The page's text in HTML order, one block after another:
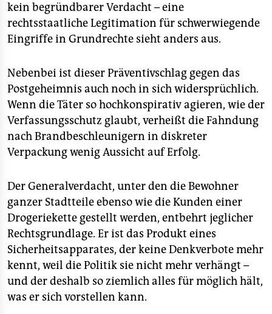
fragen & hilfe
unterstützen
genossenschaft
epaper login
kein begründbarer Verdacht – eine
rechtsstaatliche Legitimation für schwerwiegende
Eingriffe in Grundrechte sieht anders aus.
Nebenbei ist dieser Präventivschlag gegen das
Postgeheimnis auch noch in sich widersprüchlich.
Wenn die Täter so hochkonspirativ agieren, wie der
Verfassungsschutz glaubt, verheißt die Fahndung
nach Brandbeschleunigern in diskreter
Verpackung wenig Aussicht auf Erfolg.
Der Generalverdacht, unter den die Bewohner
ganzer Stadtteile ebenso wie die Kunden einer
Drogeriekette gestellt werden, entbehrt jeglicher
Rechtsgrundlage. Er ist das Produkt eines
Sicherheitsapparates, der keine Denkverbote mehr
kennt, weil die Politik sie nicht mehr verhängt –
und der deshalb so ziemlich alles für möglich hält,
was er sich vorstellen kann.